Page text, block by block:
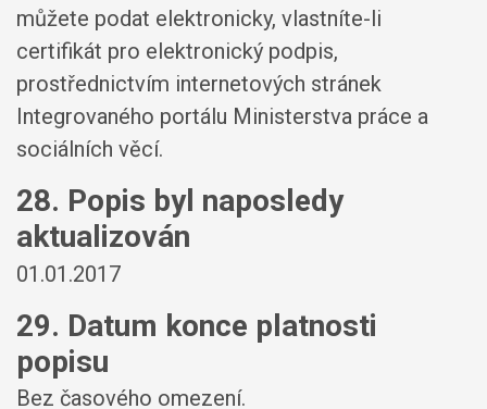
můžete podat elektronicky, vlastníte-li
certifikát pro elektronický podpis,
prostřednictvím internetových stránek
Integrovaného portálu Ministerstva práce a
sociálních věcí.
28. Popis byl naposledy
aktualizován
01.01.2017
29. Datum konce platnosti
popisu
Bez časového omezení.